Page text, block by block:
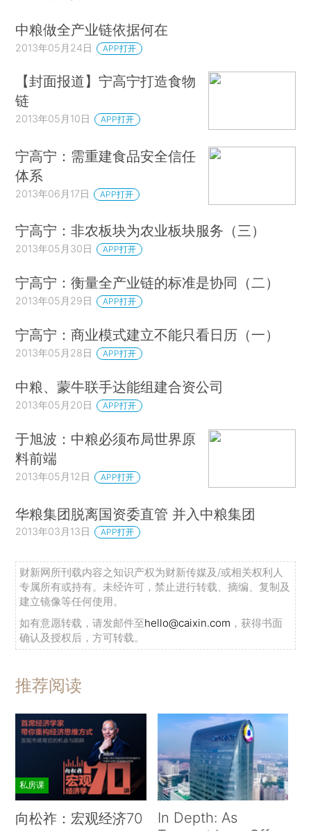
中粮做全产业链依据何在
2013年05月24日 APP打开
【封面报道】宁高宁打造食物
链
2013年05月10日 APP打开
宁高宁：需重建食品安全信任
体系
2013年06月17日 APP打开
宁高宁：非农板块为农业板块服务（三）
2013年05月30日 APP打开
宁高宁：衡量全产业链的标准是协同（二）
2013年05月29日 APP打开
宁高宁：商业模式建立不能只看日历（一）
2013年05月28日 APP打开
中粮、蒙牛联手达能组建合资公司
2013年05月20日 APP打开
于旭波：中粮必须布局世界原
料前端
2013年05月12日 APP打开
华粮集团脱离国资委直管 并入中粮集团
2013年03月13日 APP打开
财新网所刊载内容之知识产权为财新传媒及/或相关权利人
专属所有或持有。未经许可，禁止进行转载、摘编、复制及
建立镜像等任何使用。
如有意愿转载，请发邮件至hello@caixin.com ，获得书面
确认及授权后，方可转载。
推荐阅读
私房课
向松祚：宏观经济70
In Depth: As